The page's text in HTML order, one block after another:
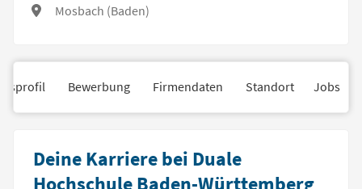
Mosbach (Baden)
Bewerbung Firmendaten Standort Jobs
Deine Karriere bei Duale
Hochschule Baden-Württemberg